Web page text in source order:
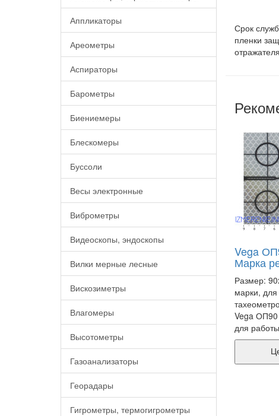
Аппликаторы
Ареометры
Аспираторы
Барометры
Биениемеры
Блескомеры
Буссоли
Весы электронные
Виброметры
Видеоскопы, эндоскопы
Вилки мерные лесные
Вискозиметры
Влагомеры
Высотометры
Газоанализаторы
Георадары
Гигрометры, термогигрометры
Срок
пленки
Vega
Марка
Размер:
марки,
Vega ОП90
для